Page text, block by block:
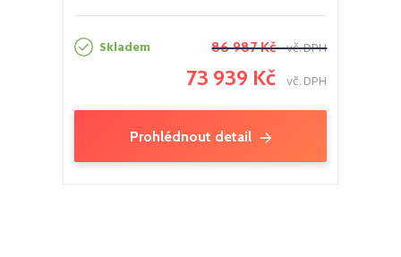
Skladem 86 987 Kč vč. DPH
73 939 Kč vč. DPH
Prohlédnout detail